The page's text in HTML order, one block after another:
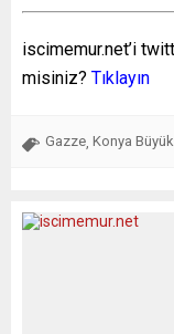
iscimemur.net’i
misiniz? Tıklayın
Gazze, Konya